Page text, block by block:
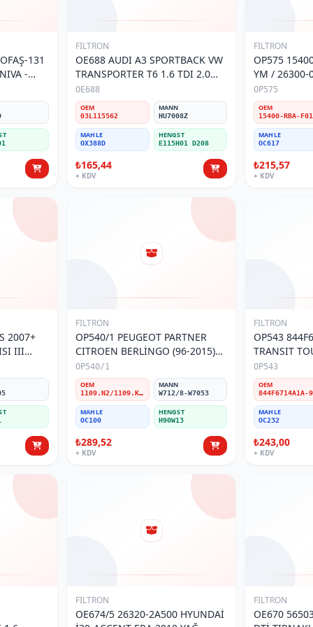
131
-
FILTRON
OE688 AUDI A3 SPORTBACK VW
TRANSPORTER T6 1.6 TDI 2.0
TDI YAĞ FİLTRESİ
OE688
OEM
03L115562
MANN
HU7008Z
MAHLE
OX388D
HENGST
E115H01 D208
₺165,44
+ KDV
FILTRON
OP575
YM / 26300-
I-II YAĞ
OP575
OEM
MAHLE
OC617
₺215,57
+ KDV
2007+
III
FILTRON
OP540/1 PEUGEOT PARTNER
CITROEN BERLİNGO (96-2015)
YAĞ FİLTRESİ
OP540/1
OEM
1109.N2/1109.K1/1109.AP/1109.K2
MANN
W712/8-W7053
MAHLE
OC100
HENGST
H90W13
₺289,52
+ KDV
FILTRON
OP543
TRANSIT
MK1 YAĞ
OP543
OEM
MAHLE
OC232
₺243,00
+ KDV
FILTRON
OE674/5 26320-2A500 HYUNDAİ
FILTRON
OE670